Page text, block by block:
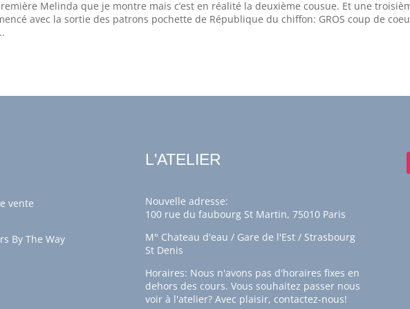
Melinda que je montre mais c’est en réalité la deuxième cousue. Et une
avec la sortie des patrons pochette de République du chiffon: GROS coup de
vente
By The Way
L'ATELIER
Nouvelle adresse:
100 rue du faubourg St Martin, 75010 Paris
M° Chateau d'eau / Gare de l'Est / Strasbourg
St Denis
Horaires: Nous n'avons pas d'horaires fixes en
dehors des cours. Vous souhaitez passer nous
voir à l'atelier? Avec plaisir, contactez-nous!